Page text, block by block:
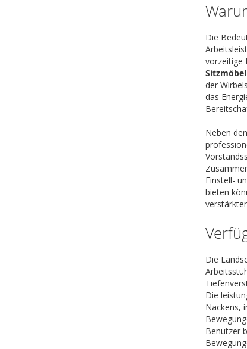
Die
vorzeitige
der
das
Neben
Einstell-
bieten
Die
Die
Nackens,
Benutzer